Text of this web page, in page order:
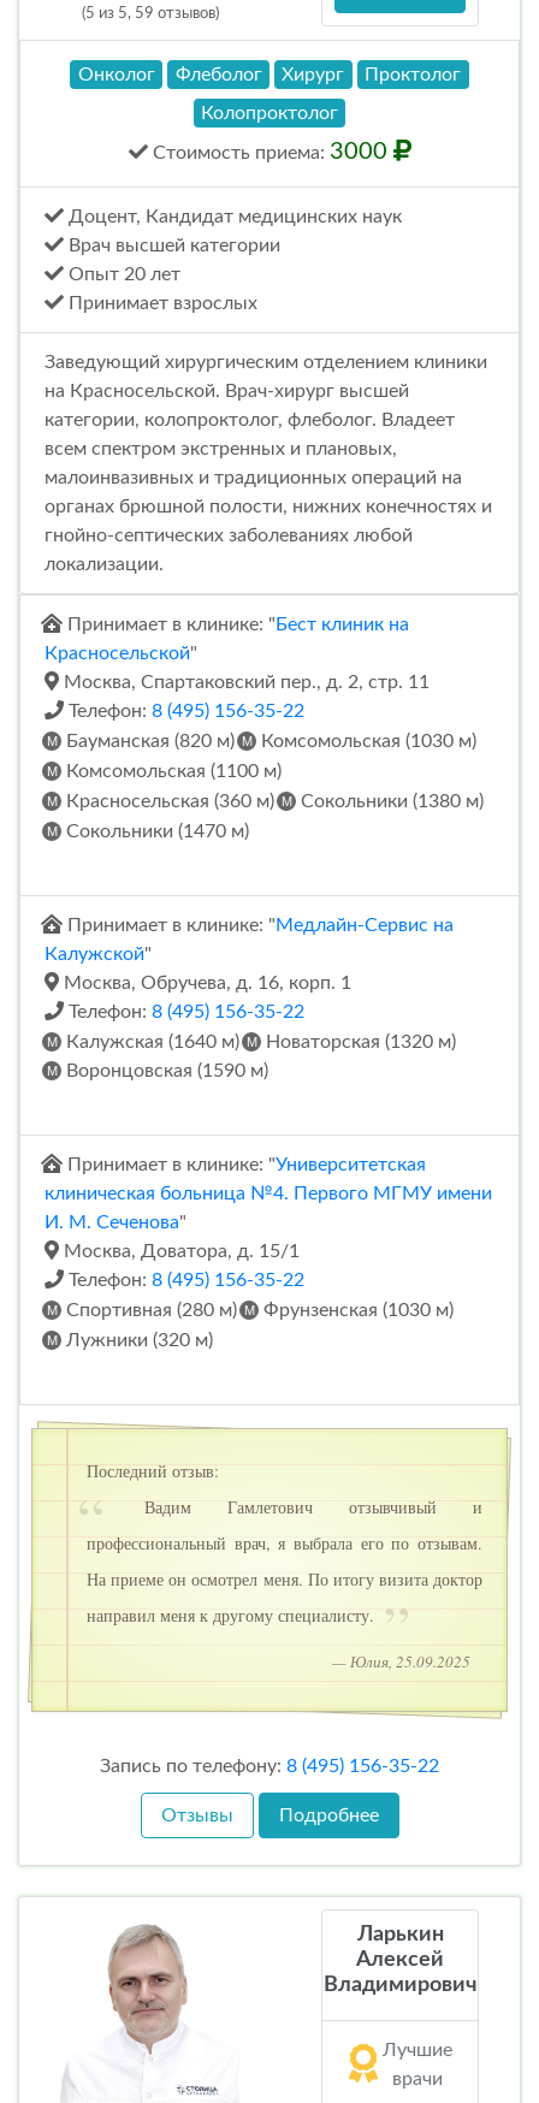
(5 из 5, 59 отзывов)
Онколог Флеболог Хирург
Проктолог
Колопроктолог
Стоимость приема: 3000
Доцент, Кандидат медицинских наук
Врач высшей категории
Опыт 20 лет
Принимает взрослых
Заведующий хирургическим отделением клиники
на Красносельской. Врач-хирург высшей
категории, колопроктолог, флеболог. Владеет
всем спектром экстренных и плановых,
малоинвазивных и традиционных операций на
органах брюшной полости, нижних конечностях и
гнойно-септических заболеваниях любой
локализации.
Принимает в клинике: " Бест клиник на
Красносельской"
Москва, Спартаковский пер., д. 2, стр. 11
Телефон: 8 (495) 156-35-22
Бауманская (820 м)
Комсомольская (1030 м)
Комсомольская (1100 м)
Красносельская (360 м)
Сокольники (1380 м)
Сокольники (1470 м)
Принимает в клинике: "Медлайн-Сервис на
Калужской"
Москва, Обручева, д. 16, корп. 1
Телефон: 8 (495) 156-35-22
Калужская (1640 м)
Новаторская (1320 м)
Воронцовская (1590 м)
Принимает в клинике: "Университетская
клиническая больница №4. Первого МГМУ имени
И. М. Сеченова"
Москва, Доватора, д. 15/1
Телефон: 8 (495) 156-35-22
Спортивная (280 м)
Фрунзенская (1030 м)
Лужники (320 м)
Последний отзыв:
Вадим Гамлетович отзывчивый и
профессиональный врач, я выбрала его по отзывам.
На приеме он осмотрел меня. По итогу визита доктор
направил меня к другому специалисту.
— Юлия, 25.09.2025
Запись по телефону: 8 (495) 156-35-22
Отзывы Подробнее
Ларькин
Алексей
Владимирович
Лучшие
врачи